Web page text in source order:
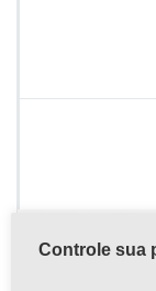
Controle sua